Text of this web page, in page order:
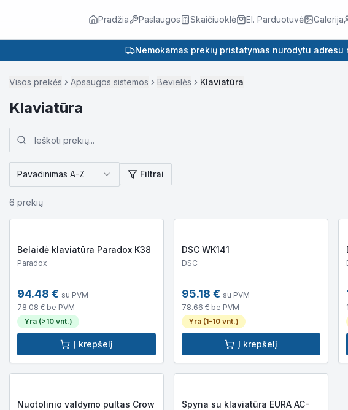
Pradžia Paslaugos Skaičiuoklė El. Parduotuvė Galerija
Nemokamas prekių pristatymas nurodytu adresu
Visos prekės Apsaugos sistemos Bevielės Klaviatūra
Klaviatūra
Pavadinimas A-Z Filtrai
6 prekių
Belaidė klaviatūra Paradox K38
Paradox
94.48 € su PVM
78.08 € be PVM
Yra (>10 vnt.)
Į krepšelį
DSC WK141
DSC
95.18 € su PVM
78.66 € be PVM
Yra (1-10 vnt.)
Į krepšelį
Nuotolinio valdymo pultas Crow
Spyna su klaviatūra EURA AC-